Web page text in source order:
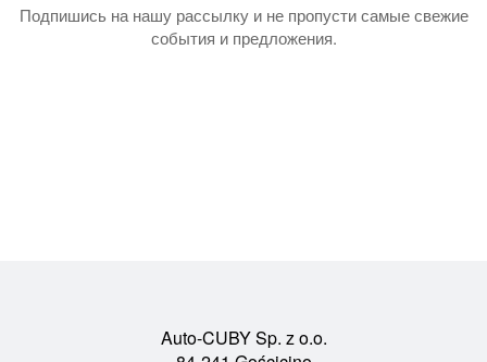
Подпишись на нашу рассылку и не пропусти самые свежие
события и предложения.
Auto-CUBY Sp. z o.o.